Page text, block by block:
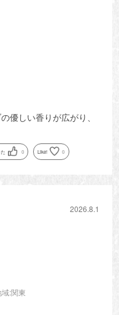
優しい香りが広がり、
0 Like! 0
2026.8.1
域:関東